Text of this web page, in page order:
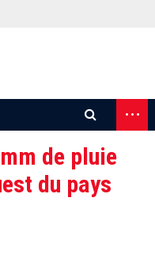
...
de pluie
du pays